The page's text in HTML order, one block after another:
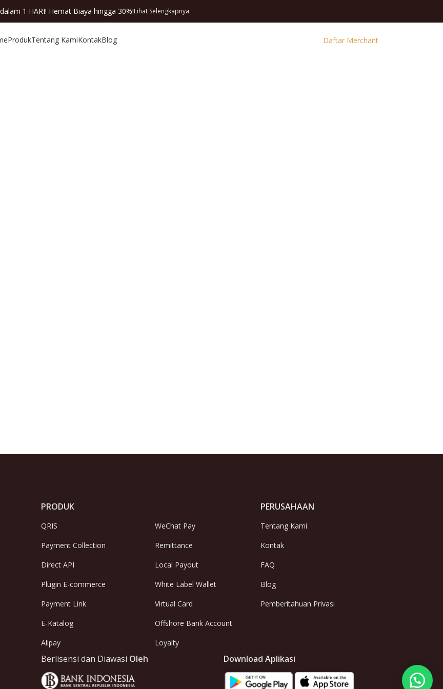
1 HARI! Hemat Biaya hingga 30%!Lihat Selengkapnya
ProdukTentang KamiKontakBlog Daftar Merchant
PRODUK
QRIS
Payment Collection
Direct API
Plugin E-commerce
Payment Link
E-Katalog
Alipay
WeChat Pay
Remittance
Local Payout
White Label Wallet
Virtual Card
Offshore Bank Account
Loyalty
PERUSAHAAN
Tentang Kami
Kontak
FAQ
Blog
Pemberitahuan Privasi
Berlisensi dan Diawasi Oleh Download Aplikasi